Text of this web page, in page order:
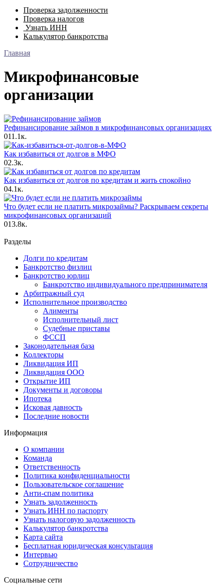
Проверка задолженности
Проверка налогов
Узнать ИНН
Калькулятор банкротства
Главная
Микрофинансовые
организации
Рефинансирование займов в микрофинансовых организациях
011.1к.
Как избавиться от долгов в МФО
02.3к.
Как избавиться от долгов по кредитам и жить спокойно
04.1к.
Что будет если не платить микрозаймы? Раскрываем секреты
микрофинансовых организаций
013.8к.
Разделы
Долги по кредитам
Банкротство физлиц
Банкротство юрлиц
Банкротство индивидуального предпринимателя
Арбитражный суд
Исполнительное производство
Алименты
Исполнительный лист
Судебные приставы
ФССП
Законодательная база
Коллекторы
Ликвидация ИП
Ликвидация ООО
Открытие ИП
Документы и договоры
Ипотека
Исковая давность
Последние новости
Информация
О компании
Команда
Ответственность
Политика конфиденциальности
Пользовательское соглашение
Анти-спам политика
Узнать задолженность
Узнать ИНН по паспорту
Узнать налоговую задолженность
Калькулятор банкротства
Карта сайта
Бесплатная юридическая консультация
Интервью
Сотрудничество
Социальные сети